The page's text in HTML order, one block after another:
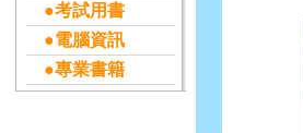
●考試用書
●電腦資訊
●專業書籍